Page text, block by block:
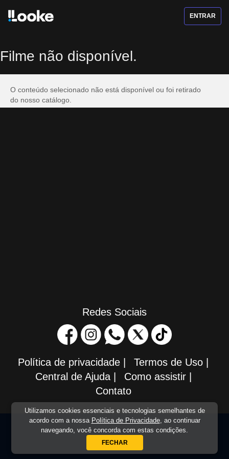
Utilizamos cookies essenciais e tecnologias semelhantes de
acordo com a nossa Política de Privacidade, ao continuar
navegando, você concorda com estas condições.
FECHAR
ENTRAR
Filme não disponível.
O conteúdo selecionado não está disponível ou foi retirado
do nosso catálogo.
Redes Sociais
Política de privacidade Termos de Uso
Central de Ajuda
Como assistir
Contato